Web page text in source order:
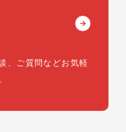
、ご質問などお気軽